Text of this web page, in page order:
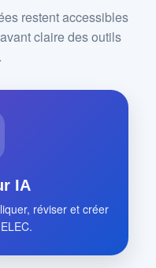
restent accessibles
claire des outils
IA
réviser et créer